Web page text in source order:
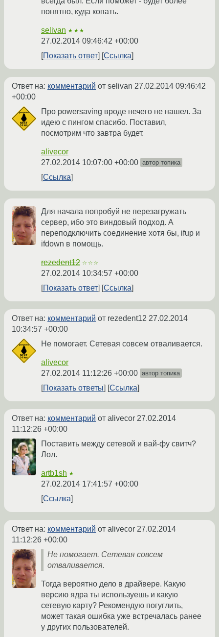
понятно, куда копать.
selivan ★★★
27.02.2014 09:46:42 +00:00
Показать ответ
Ссылка
Ответ на: комментарий от selivan 27.02.2014 09:46:42
+00:00
Про powersaving вроде нечего не нашел. За
идею с пингом спасибо. Поставил,
посмотрим что завтра будет.
alivecor
27.02.2014 10:07:00 +00:00 автор топика
Ссылка
Для начала попробуй не перезагружать
сервер, ибо это виндовый подход. А
переподключить соединение хотя бы, ifup и
ifdown в помощь.
rezedent12 ☆☆☆
27.02.2014 10:34:57 +00:00
Показать ответ
Ссылка
Ответ на: комментарий от rezedent12 27.02.2014
10:34:57 +00:00
Не помогает. Сетевая совсем отваливается.
alivecor
27.02.2014 11:12:26 +00:00 автор топика
Показать ответы Ссылка
Ответ на: комментарий от alivecor 27.02.2014
11:12:26 +00:00
Поставить между сетевой и вай-фу свитч?
Лол.
artb1sh ★
27.02.2014 17:41:57 +00:00
Ссылка
Ответ на: комментарий от alivecor 27.02.2014
11:12:26 +00:00
Не помогает. Сетевая совсем
отваливается.
Тогда вероятно дело в драйвере. Какую
версию ядра ты используешь и какую
сетевую карту? Рекомендую погуглить,
может такая ошибка уже встречалась ранее
у других пользователей.